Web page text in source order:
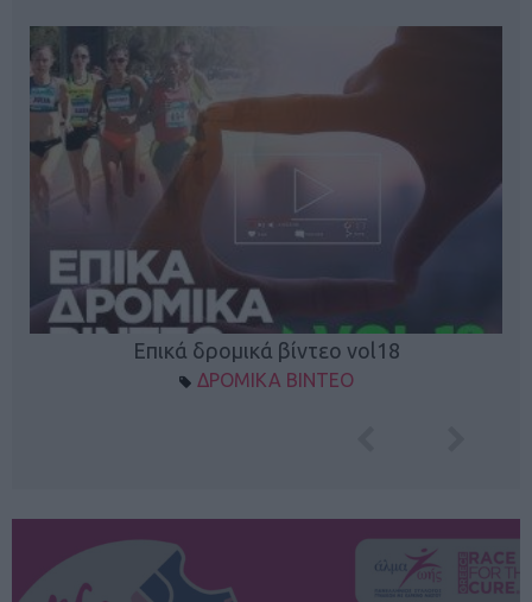
Επικά δρομικά βίντεο vol18
ΔΡΟΜΙΚΑ ΒΙΝΤΕΟ